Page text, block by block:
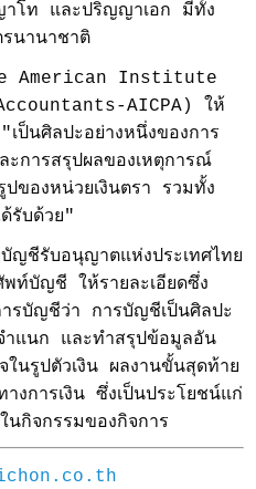
โท และปริญญาเอก มีทั้ง
นานาชาติ
American Institute
AICPA) ให้
ป็นศิลปะอย่างหนึ่งของการ
การสรุปผลของเหตุการณ์
ของหน่วยเงินตรา รวมทั้ง
รับด้วย"
ชีรับอนุญาตแห่งประเทศไทย
ท์บัญชี ให้รายละเอียดซึ่ง
รบัญชีว่า การบัญชีเป็นศิลปะ
ำแนก และทำสรุปข้อมูลอัน
ในรูปตัวเงิน ผลงานขั้นสุดท้าย
งการเงิน ซึ่งเป็นประโยชน์แก่
กิจกรรมของกิจการ